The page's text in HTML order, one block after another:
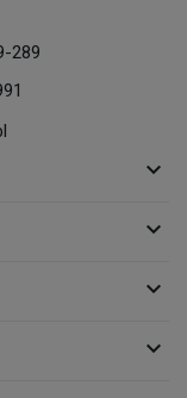
289
keyboard_arrow_down
keyboard_arrow_down
keyboard_arrow_down
keyboard_arrow_down